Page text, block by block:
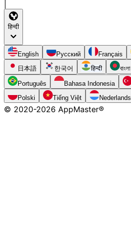
हिन्दी
English Русский Français
日本語
한국어 हिन्दी বাংলা
Português Bahasa Indonesia
Polski
Tiếng Việt Nederlands
© 2020-2026 AppMaster®